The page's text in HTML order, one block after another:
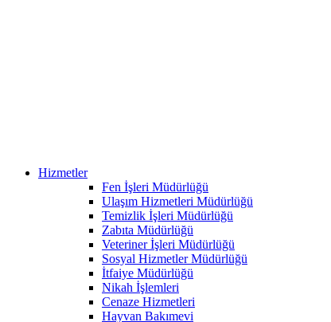
Hizmetler
Fen İşleri Müdürlüğü
Ulaşım Hizmetleri Müdürlüğü
Temizlik İşleri Müdürlüğü
Zabıta Müdürlüğü
Veteriner İşleri Müdürlüğü
Sosyal Hizmetler Müdürlüğü
İtfaiye Müdürlüğü
Nikah İşlemleri
Cenaze Hizmetleri
Hayvan Bakımevi